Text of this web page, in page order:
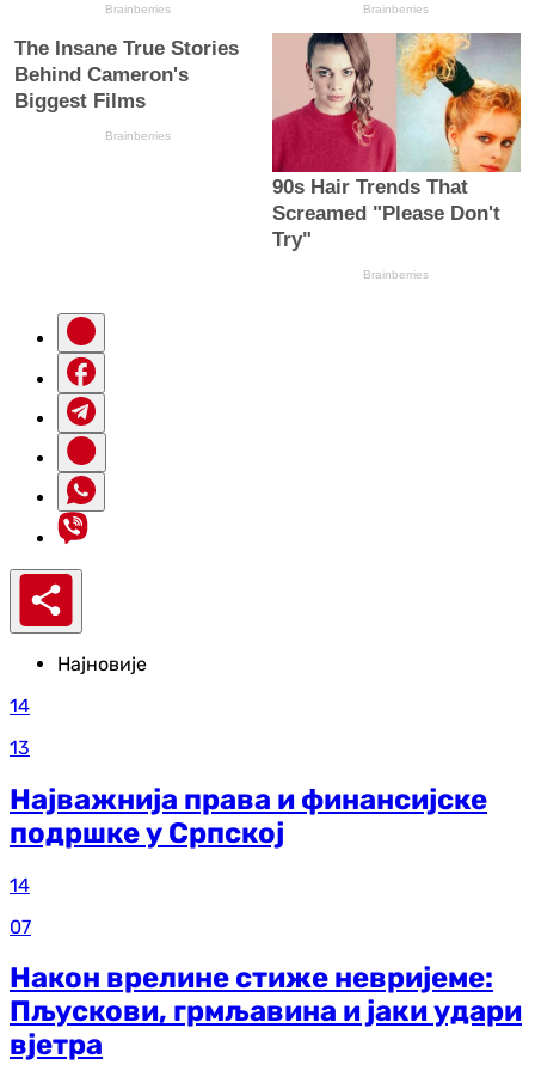
Најновије
14
13
Најважнија права и финансијске
подршке у Српској
14
07
Након врелине стиже невријеме:
Пљускови, грмљавина и јаки удари
вјетра